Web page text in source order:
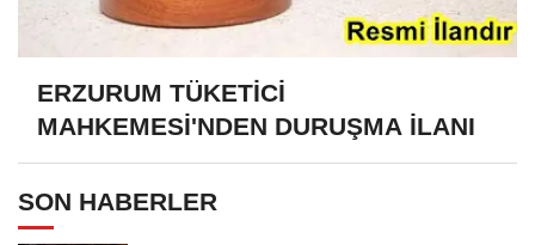
ERZURUM TÜKETİCİ
MAHKEMESİ'NDEN DURUŞMA İLANI
SON HABERLER